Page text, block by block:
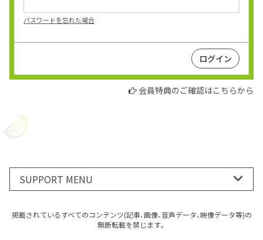
パスワードを忘れた場合
会員特典のご確認はこちらから
SUPPORT MENU
掲載されているすべてのコンテンツ(記事、画像、音声データ、映像データ等)の
無断転載を禁じます。